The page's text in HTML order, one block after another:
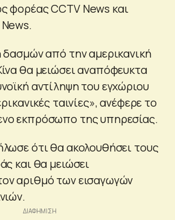
φορέας CCTV News και
δασμών από την αμερικανική
θα μειώσει αναπόφευκτα
αντίληψη του εγχώριου
ταινίες», ανέφερε το
εκπρόσωπο της υπηρεσίας.
ότι θα ακολουθήσει τους
και θα μειώσει
αριθμό των εισαγωγών